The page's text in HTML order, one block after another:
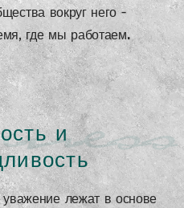
вокруг него -
где мы работаем.
и
лежат в основе